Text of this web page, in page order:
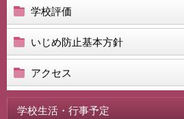
学校評価
いじめ防止基本方針
アクセス
学校生活・行事予定